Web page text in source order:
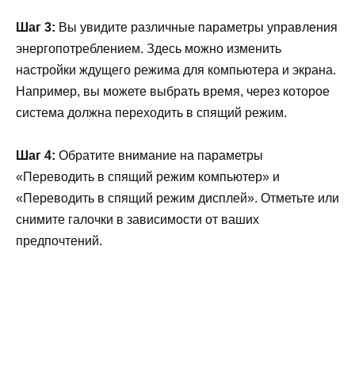
Шаг 3: Вы увидите различные параметры управления
энергопотреблением. Здесь можно изменить
настройки ждущего режима для компьютера и экрана.
Например, вы можете выбрать время, через которое
система должна переходить в спящий режим.
Шаг 4: Обратите внимание на параметры
«Переводить в спящий режим компьютер» и
«Переводить в спящий режим дисплей». Отметьте или
снимите галочки в зависимости от ваших
предпочтений.